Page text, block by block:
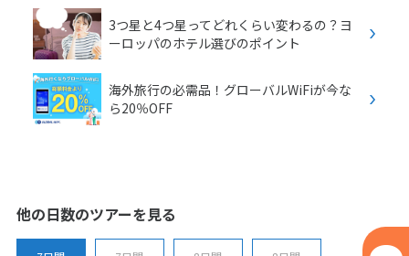
3つ星と4つ星ってどれくらい変わるの？ヨ
ーロッパのホテル選びのポイント
海外旅行の必需品！グローバルWiFiが今な
ら20％OFF
他の日数のツアーを見る